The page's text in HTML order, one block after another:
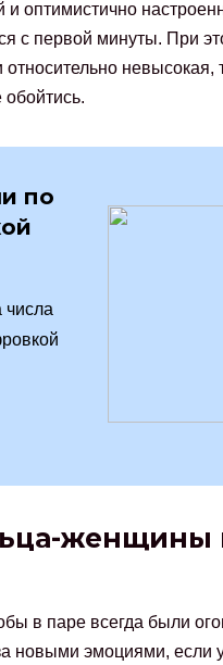
и оптимистично
с первой минуты. При
невысокая,
по
числа
женщины
в паре всегда были
новыми эмоциями, если